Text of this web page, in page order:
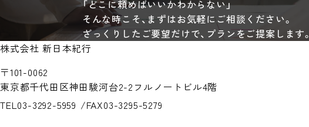
「どこに頼めばいいかわからない」
そんな時こそ、まずはお気軽にご相談ください。
ざっくりしたご要望だけで、プランをご提案します。
株式会社 新日本紀行
〒101-0062
東京都千代田区神田駿河台2-2 フルノートビル4階
TEL 03-3292-5959 FAX03-3295-5279